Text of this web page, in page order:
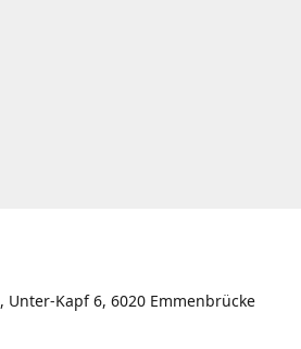
Unter-Kapf 6, 6020 Emmenbrücke